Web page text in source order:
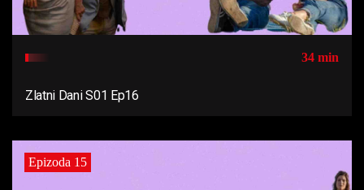
34 min
Zlatni Dani S01 Ep16
Epizoda 15